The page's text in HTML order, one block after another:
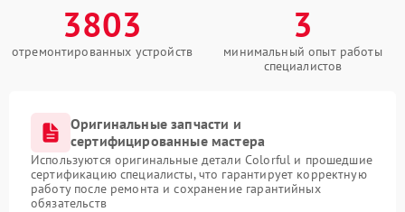
3803
отремонтированных устройств
3
минимальный опыт работы
специалистов
Оригинальные запчасти и
сертифицированные мастера
Используются оригинальные детали Colorful и прошедшие
сертификацию специалисты, что гарантирует корректную
работу после ремонта и сохранение гарантийных
обязательств